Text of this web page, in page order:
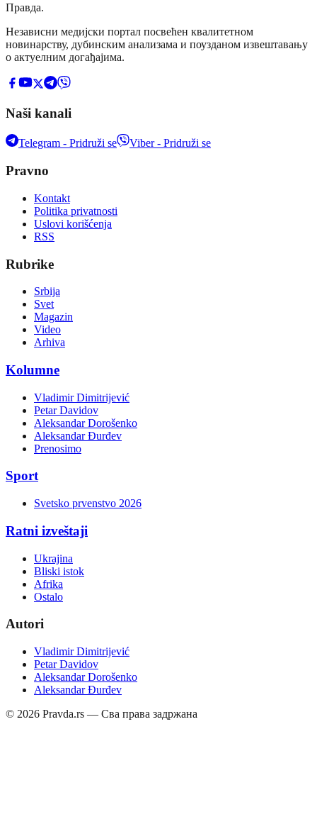
Правда.
Независни медијски портал посвећен квалитетном
новинарству, дубинским анализама и поузданом извештавању
о актуелним догађајима.
Naši kanali
Telegram - Pridruži se Viber - Pridruži se
Pravno
Kontakt
Politika privatnosti
Uslovi korišćenja
RSS
Rubrike
Srbija
Svet
Magazin
Video
Arhiva
Kolumne
Vladimir Dimitrijević
Petar Davidov
Aleksandar Dorošenko
Aleksandar Đurđev
Prenosimo
Sport
Svetsko prvenstvo 2026
Ratni izveštaji
Ukrajina
Bliski istok
Afrika
Ostalo
Autori
Vladimir Dimitrijević
Petar Davidov
Aleksandar Dorošenko
Aleksandar Đurđev
© 2026 Pravda.rs — Сва права задржана